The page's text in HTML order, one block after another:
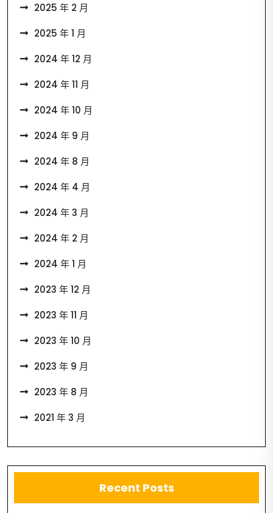
2025 年 2 月
2025 年 1 月
2024 年 12 月
2024 年 11 月
2024 年 10 月
2024 年 9 月
2024 年 8 月
2024 年 4 月
2024 年 3 月
2024 年 2 月
2024 年 1 月
2023 年 12 月
2023 年 11 月
2023 年 10 月
2023 年 9 月
2023 年 8 月
2021 年 3 月
Recent Posts